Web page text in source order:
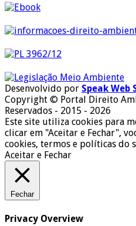
Desenvolvido por Speak
Copyright © Portal Direito
Reservados - 2015 - 2026
Este site utiliza cookies para
clicar em "Aceitar e Fechar",
cookies, termos e políticas do
Aceitar e Fechar
Fechar
Privacy Overview